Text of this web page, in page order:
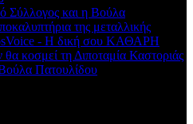
Σύλλογος και η Βούλα
της μεταλλικής
- H δική σου ΚΑΘΑΡΗ
κοσμεί τη Διποταμία Καστοριάς
Πατουλίδου